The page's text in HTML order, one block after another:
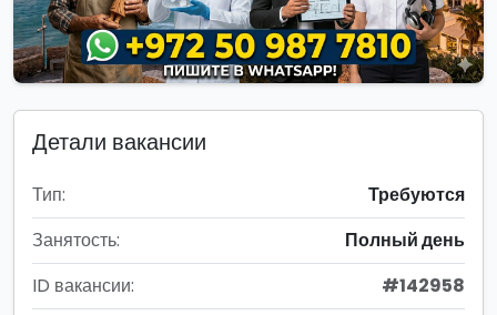
Детали вакансии
Тип:
Требуются
Занятость:
Полный день
ID вакансии:
#142958